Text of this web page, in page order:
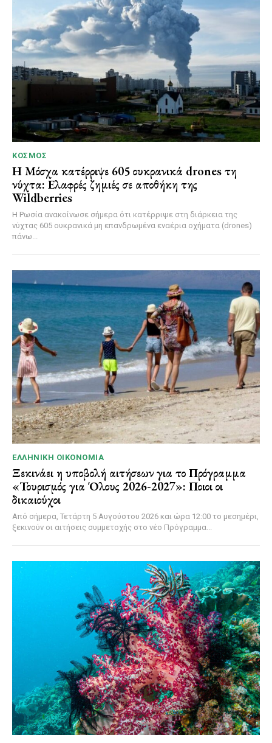
ΚΌΣΜΟΣ
Η Μόσχα κατέρριψε 605 ουκρανικά drones τη
νύχτα: Ελαφρές ζημιές σε αποθήκη της
Wildberries
Η Ρωσία ανακοίνωσε σήμερα ότι κατέρριψε στη διάρκεια της
νύχτας 605 ουκρανικά μη επανδρωμένα εναέρια οχήματα (drones)
πάνω...
ΕΛΛΗΝΙΚΉ ΟΙΚΟΝΟΜΊΑ
Ξεκινάει η υποβολή αιτήσεων για το Πρόγραμμα
«Τουρισμός για Όλους 2026-2027»: Ποιοι οι
δικαιούχοι
Από σήμερα, Τετάρτη 5 Αυγούστου 2026 και ώρα 12:00 το μεσημέρι,
ξεκινούν οι αιτήσεις συμμετοχής στο νέο Πρόγραμμα...